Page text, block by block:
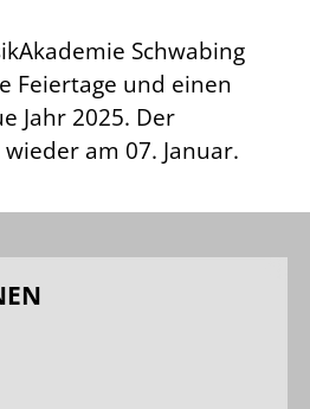
Schwabing
Feiertage und einen
Jahr 2025. Der
am 07. Januar.